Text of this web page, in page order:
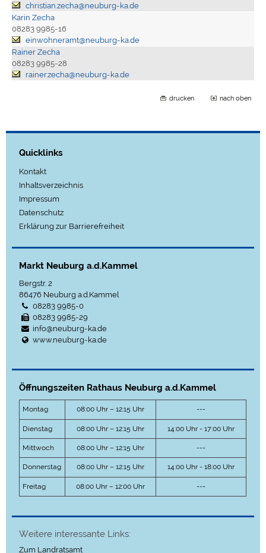
christian.zecha@neuburg-ka.de
Karin Zecha
08283 9985-16
einwohneramt@neuburg-ka.de
Rainer Zecha
08283 9985-28
rainer.zecha@neuburg-ka.de
drucken nach oben
Quicklinks
Kontakt
Inhaltsverzeichnis
Impressum
Datenschutz
Erklärung zur Barrierefreiheit
Markt Neuburg a.d.Kammel
Bergstr. 2
86476 Neuburg a.d.Kammel
08283 9985-0
08283 9985-29
info@neuburg-ka.de
www.neuburg-ka.de
Öffnungszeiten Rathaus Neuburg a.d.Kammel
Montag 08:00 Uhr – 12:15 Uhr ---
Dienstag 08:00 Uhr – 12:15 Uhr 14:00 Uhr - 17:00 Uhr
Mittwoch 08:00 Uhr – 12:15 Uhr ---
Donnerstag 08:00 Uhr – 12:15 Uhr 14:00 Uhr - 18:00 Uhr
Freitag 08:00 Uhr – 12:00 Uhr ---
Weitere interessante Links:
Zum Landratsamt